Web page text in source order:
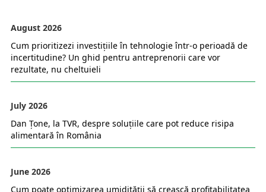
August 2026
Cum prioritizezi investițiile în tehnologie într-o perioadă de
incertitudine? Un ghid pentru antreprenorii care vor
rezultate, nu cheltuieli
July 2026
Dan Țone, la TVR, despre soluțiile care pot reduce risipa
alimentară în România
June 2026
Cum poate optimizarea umidității să crească profitabilitatea